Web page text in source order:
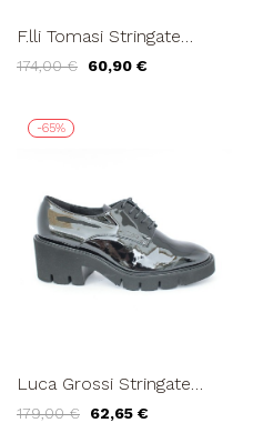
F.lli Tomasi Stringate
Nero
174,00 € 60,90 €
-65%
Luca Grossi Stringate
Vernice Nero
179,00 € 62,65 €